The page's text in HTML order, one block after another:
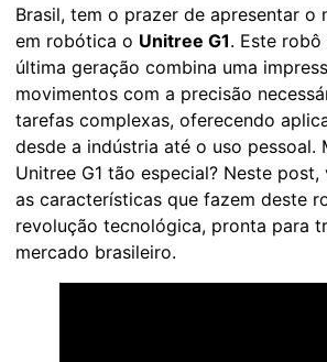
Brasil, tem o prazer de apresentar o
em robótica o Unitree G1. Este robô
última geração combina uma
movimentos com a precisão
tarefas complexas, oferecendo
desde a indústria até o uso pessoal.
Unitree G1 tão especial? Neste
as características que fazem deste
revolução tecnológica, pronta para
mercado brasileiro.